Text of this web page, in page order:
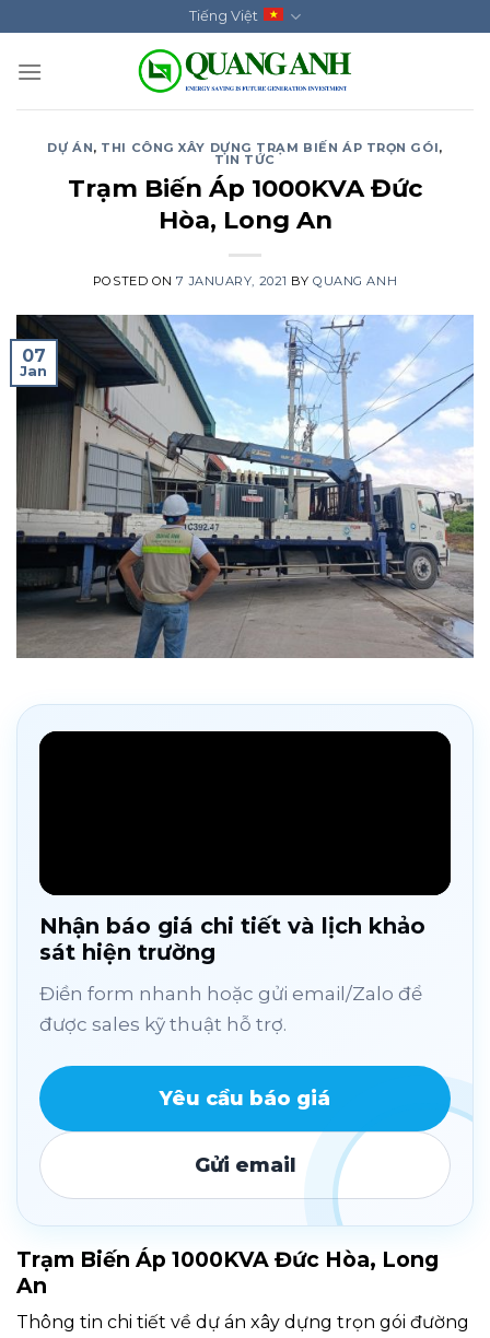
to
content
Tiếng Việt
DỰ ÁN, THI CÔNG XÂY DỰNG TRẠM BIẾN ÁP TRỌN GÓI,
TIN TỨC
Trạm Biến Áp 1000KVA Đức
Hòa, Long An
POSTED ON7 JANUARY, 2021 BYQUANG ANH
07
Jan
Nhận báo giá chi tiết và lịch khảo
sát hiện trường
Điền form nhanh hoặc gửi email/Zalo để
được sales kỹ thuật hỗ trợ.
Yêu cầu báo giá
Gửi email
Trạm Biến Áp 1000KVA Đức Hòa, Long
An
Thông tin chi tiết về dự án xây dựng trọn gói đường